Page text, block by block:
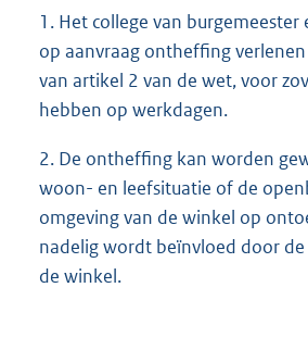
1. Het college van
op aanvraag ontheffing
van artikel 2 van de wet, voor
hebben op werkdagen.
2. De ontheffing kan worden
woon- en leefsituatie of de
omgeving van de winkel op
nadelig wordt beïnvloed door
de winkel.